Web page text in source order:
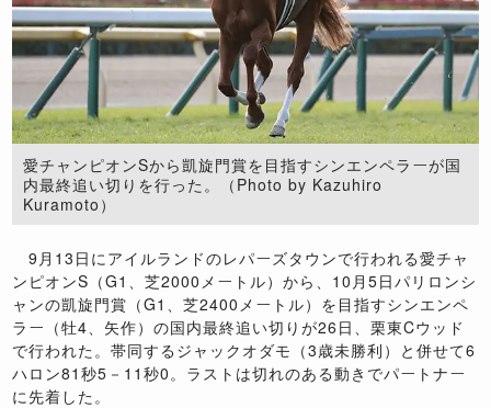
愛チャンピオンSから凱旋門賞を目指すシンエンペラーが国
内最終追い切りを行った。（Photo by Kazuhiro
Kuramoto）
9月13日にアイルランドのレパーズタウンで行われる愛チャ
ンピオンS（G1、芝2000メートル）から、10月5日パリロンシ
ャンの凱旋門賞（G1、芝2400メートル）を目指すシンエンペ
ラー（牡4、矢作）の国内最終追い切りが26日、栗東Cウッド
で行われた。帯同するジャックオダモ（3歳未勝利）と併せて6
ハロン81秒5－11秒0。ラストは切れのある動きでパートナー
に先着した。